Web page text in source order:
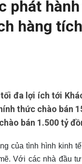
phát
hàng
đa lợi ích tới
thức chào bán
bán 1.500 tỷ
của tình hình kinh
Với các nhà đầu